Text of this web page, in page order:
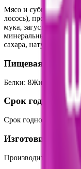
Мясо и субпродукты,
лосось), продукты
мука, загустители,
минеральные
сахара, натуральный
Пищевая ценность
Белки: 8Жиры
Срок годности
Срок годности 2 года
Изготовитель
Производитель: